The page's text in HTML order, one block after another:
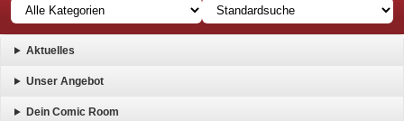
Aktuelles
Unser Angebot
Dein Comic Room